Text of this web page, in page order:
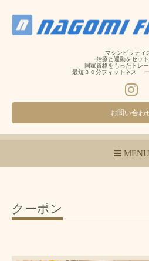
マシンピラティ
治療と運動をセッ
国家資格をもったトレ
最短３０分フィットネス 一
お問い合わ
MENU
クーポン